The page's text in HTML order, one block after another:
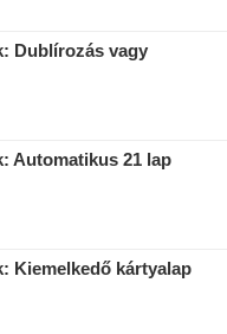
Dublírozás vagy
Automatikus 21 lap
Kiemelkedő kártyalap